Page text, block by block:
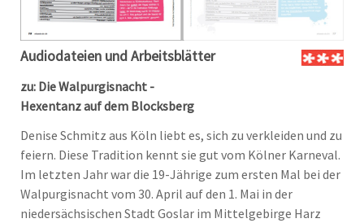
Audiodateien und Arbeitsblätter
zu: Die Walpurgisnacht -
Hexentanz auf dem Blocksberg
Denise Schmitz aus Köln liebt es, sich zu verkleiden und zu
feiern. Diese Tradition kennt sie gut vom Kölner Karneval.
Im letzten Jahr war die 19-Jährige zum ersten Mal bei der
Walpurgisnacht vom 30. April auf den 1. Mai in der
niedersächsischen Stadt Goslar im Mittelgebirge Harz